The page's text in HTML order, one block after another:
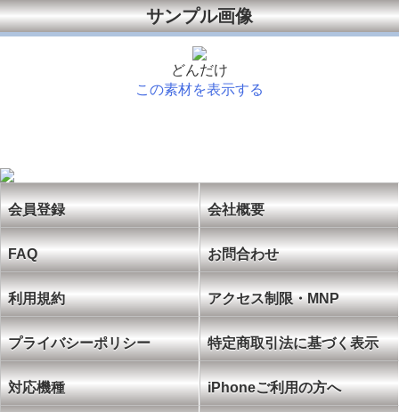
サンプル画像
どんだけ
この素材を表示する
会員登録 会社概要
FAQ お問合わせ
利用規約 アクセス制限・MNP
プライバシーポリシー 特定商取引法に基づく表示
対応機種 iPhoneご利用の方へ